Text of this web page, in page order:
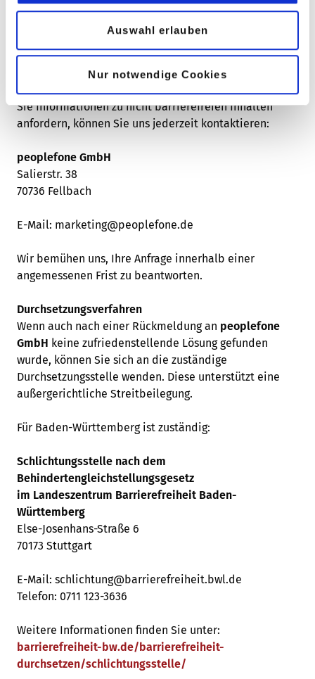
Auswahl erlauben
Nur notwendige Cookies
Selbsteinschätzung sowie ergänzenden Werkzeugtests.
Feedback und Kontaktangaben
Sollten Ihnen Mängel in Bezug auf die barrierefreie
Gestaltung unserer Website auffallen oder möchten
Sie Informationen zu nicht barrierefreien Inhalten
anfordern, können Sie uns jederzeit kontaktieren:
peoplefone GmbH
Salierstr. 38
70736 Fellbach
E-Mail: marketing@peoplefone.de
Wir bemühen uns, Ihre Anfrage innerhalb einer
angemessenen Frist zu beantworten.
Durchsetzungsverfahren
Wenn auch nach einer Rückmeldung an peoplefone
GmbH keine zufriedenstellende Lösung gefunden
wurde, können Sie sich an die zuständige
Durchsetzungsstelle wenden. Diese unterstützt eine
außergerichtliche Streitbeilegung.
Für Baden-Württemberg ist zuständig:
Schlichtungsstelle nach dem
Behindertengleichstellungsgesetz
im Landeszentrum Barrierefreiheit Baden-
Württemberg
Else-Josenhans-Straße 6
70173 Stuttgart
E-Mail: schlichtung@barrierefreiheit.bwl.de
Telefon: 0711 123-3636
Weitere Informationen finden Sie unter:
barrierefreiheit-bw.de/barrierefreiheit-
durchsetzen/schlichtungsstelle/